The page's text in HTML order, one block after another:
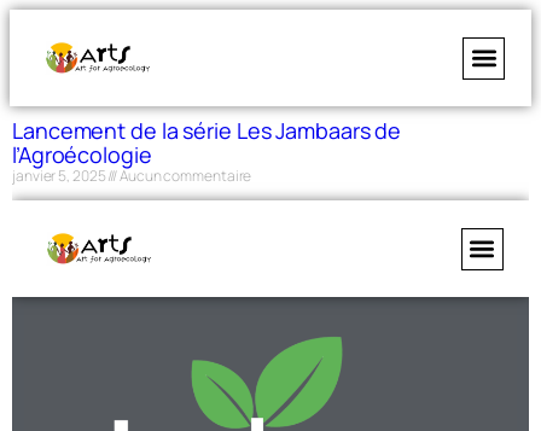
Lancement de la série Les Jambaars de
l’Agroécologie
janvier 5, 2025 Aucun commentaire